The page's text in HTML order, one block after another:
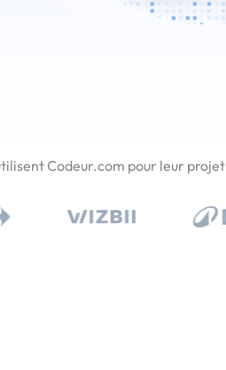
Codeur.com pour leur projet